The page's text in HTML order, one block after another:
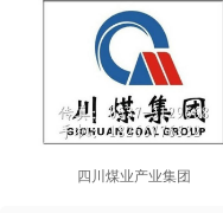
四川煤业产业集团